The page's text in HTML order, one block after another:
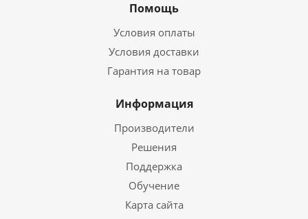
Помощь
Условия оплаты
Условия доставки
Гарантия на товар
Информация
Производители
Решения
Поддержка
Обучение
Карта сайта